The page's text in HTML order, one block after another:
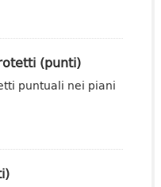
(punti)
puntuali nei piani